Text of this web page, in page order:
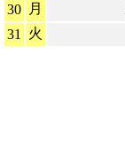
30
月
31
火